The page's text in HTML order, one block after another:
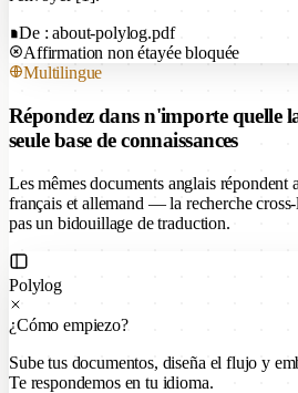
De : about-polylog.pdf
Affirmation non étayée bloquée
Multilingue
Répondez dans n'importe quelle
seule base de connaissances
Les mêmes documents anglais répondent
français et allemand — la recherche
pas un bidouillage de traduction.
Polylog
¿Cómo empiezo?
Sube tus documentos, diseña el flujo y
Te respondemos en tu idioma.